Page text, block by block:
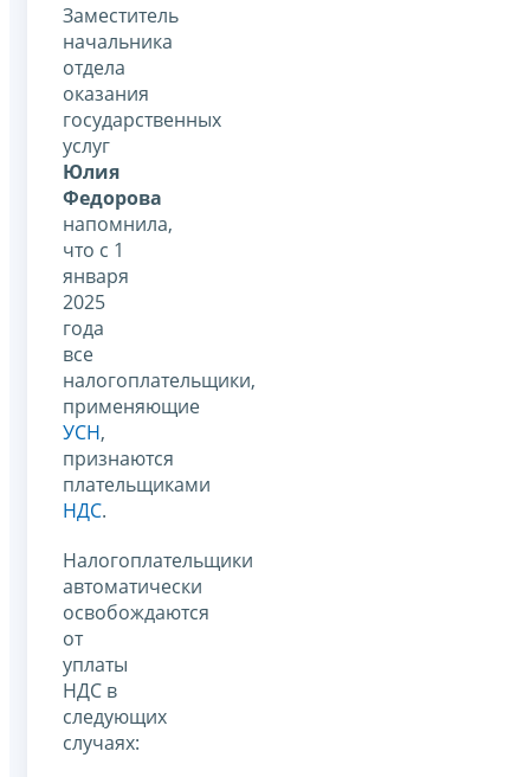
Заместитель
начальника
отдела
оказания
государственных
услуг
Юлия
Федорова
напомнила,
что с 1
января
2025
года
все
налогоплательщики,
применяющие
УСН,
признаются
плательщиками
НДС.
Налогоплательщики
автоматически
освобождаются
от
уплаты
НДС в
следующих
случаях: